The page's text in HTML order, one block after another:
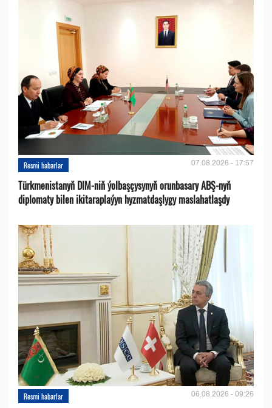
Resmi habarlar 07.08.2026 - 17:57
Türkmenistanyň DIM-niň ýolbaşçysynyň orunbasary ABŞ-nyň
diplomaty bilen ikitaraplaýyn hyzmatdaşlygy maslahatlaşdy
Resmi habarlar 06.08.2026 - 09:26